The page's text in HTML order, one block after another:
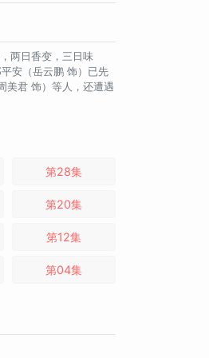
两日香变，三日味
安（岳云鹏 饰）已先
美君 饰）等人，还遭遇
第28集
第20集
第12集
第04集